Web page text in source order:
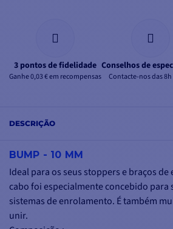
3 pontos de fidelidade
Ganhe 0,03 € em recompensas
Conselhos de
Contacte-nos das 8h
DESCRIÇÃO
BUMP - 10 MM
Ideal para os seus stoppers e braços
cabo foi especialmente concebido para
sistemas de enrolamento. É também
unir.